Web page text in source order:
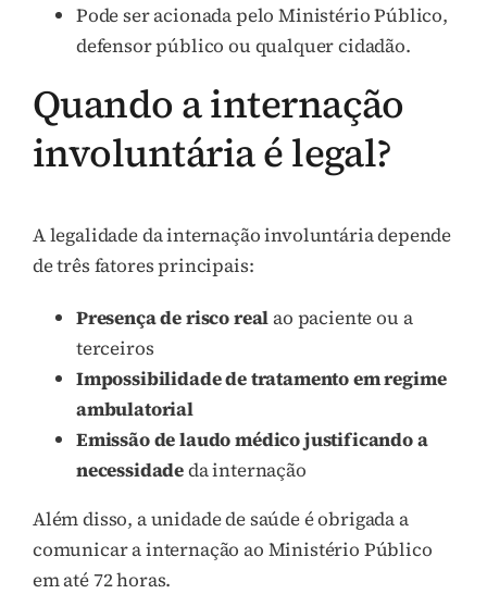
Pode ser acionada pelo Ministério Público,
defensor público ou qualquer cidadão.
Quando a internação
involuntária é legal?
A legalidade da internação involuntária depende
de três fatores principais:
Presença de risco realao paciente ou a
terceiros
Impossibilidade de tratamento em regime
ambulatorial
Emissão de laudo médico justificando a
necessidadeda internação
Além disso, a unidade de saúde é obrigada a
comunicar a internação ao Ministério Público
em até 72 horas.